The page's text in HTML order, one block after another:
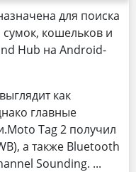
для поиска
кошельков и
Hub на Android-
как
главные
Tag 2 получил
а также Bluetooth
Sounding.